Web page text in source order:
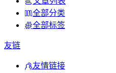
全部分类
全部标签
友链
友情链接